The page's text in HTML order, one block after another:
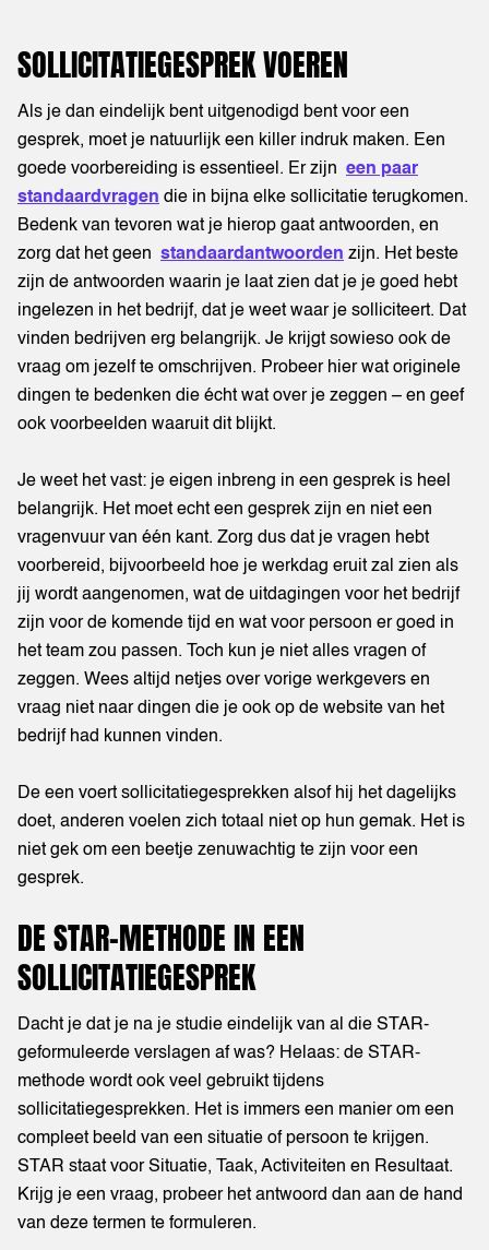
SOLLICITATIEGESPREK VOEREN
Als je dan eindelijk bent uitgenodigd bent voor een
gesprek, moet je natuurlijk een killer indruk maken. Een
goede voorbereiding is essentieel. Er zijn een paar
standaardvragen die in bijna elke sollicitatie terugkomen.
Bedenk van tevoren wat je hierop gaat antwoorden, en
zorg dat het geen standaardantwoorden zijn. Het beste
zijn de antwoorden waarin je laat zien dat je je goed hebt
ingelezen in het bedrijf, dat je weet waar je solliciteert. Dat
vinden bedrijven erg belangrijk. Je krijgt sowieso ook de
vraag om jezelf te omschrijven. Probeer hier wat originele
dingen te bedenken die écht wat over je zeggen – en geef
ook voorbeelden waaruit dit blijkt.
Je weet het vast: je eigen inbreng in een gesprek is heel
belangrijk. Het moet echt een gesprek zijn en niet een
vragenvuur van één kant. Zorg dus dat je vragen hebt
voorbereid, bijvoorbeeld hoe je werkdag eruit zal zien als
jij wordt aangenomen, wat de uitdagingen voor het bedrijf
zijn voor de komende tijd en wat voor persoon er goed in
het team zou passen. Toch kun je niet alles vragen of
zeggen. Wees altijd netjes over vorige werkgevers en
vraag niet naar dingen die je ook op de website van het
bedrijf had kunnen vinden.
De een voert sollicitatiegesprekken alsof hij het dagelijks
doet, anderen voelen zich totaal niet op hun gemak. Het is
niet gek om een beetje zenuwachtig te zijn voor een
gesprek.
DE STAR-METHODE IN EEN
SOLLICITATIEGESPREK
Dacht je dat je na je studie eindelijk van al die STAR-
geformuleerde verslagen af was? Helaas: de STAR-
methode wordt ook veel gebruikt tijdens
sollicitatiegesprekken. Het is immers een manier om een
compleet beeld van een situatie of persoon te krijgen.
STAR staat voor Situatie, Taak, Activiteiten en Resultaat.
Krijg je een vraag, probeer het antwoord dan aan de hand
van deze termen te formuleren.